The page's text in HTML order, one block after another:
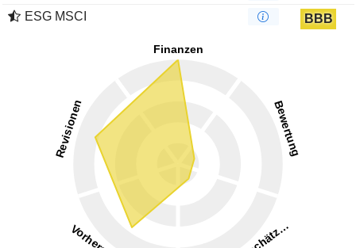
ESG MSCI
BBB